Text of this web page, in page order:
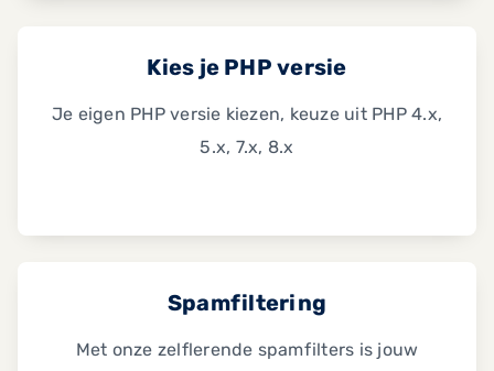
Kies je PHP versie
Je eigen PHP versie kiezen, keuze uit PHP 4.x,
5.x, 7.x, 8.x
Spamfiltering
Met onze zelflerende spamfilters is jouw